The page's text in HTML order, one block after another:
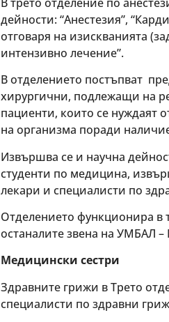
дейности: “Анестезия”,
отговаря на изискванията
интензивно лечение”.
В отделението постъпват
хирургични, подлежащи на
пациенти, които се нуждаят
на организма поради
Извършва се и научна
студенти по медицина,
лекари и специалисти по
Отделението функционира в
останалите звена на УМБАЛ –
Медицински сестри
Здравните грижи в Трето
специалисти по здравни